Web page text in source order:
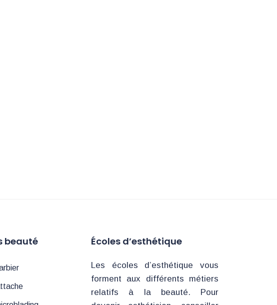
beauté Écoles d’esthétique
Les écoles d’esthétique vous
forment aux différents métiers
relatifs à la beauté. Pour